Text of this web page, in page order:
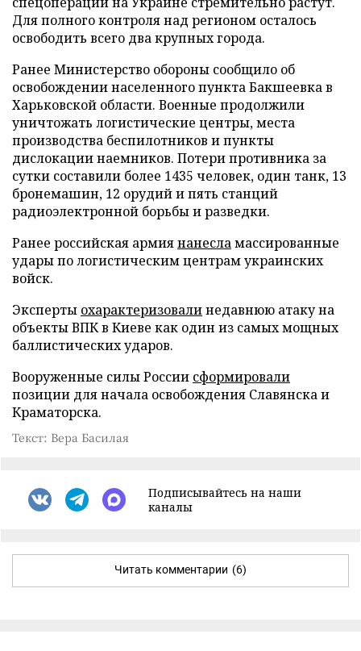
Для полного контроля над регионом осталось
освободить всего два крупных города.
Ранее Министерство обороны сообщило об
освобождении населенного пункта Бакшеевка в
Харьковской области. Военные продолжили
уничтожать логистические центры, места
производства беспилотников и пункты
дислокации наемников. Потери противника за
сутки составили более 1435 человек, один танк, 13
бронемашин, 12 орудий и пять станций
радиоэлектронной борьбы и разведки.
Ранее российская армиянанесламассированные
удары по логистическим центрам украинских
войск.
Эксперты охарактеризовалинедавнюю атаку на
объекты ВПК в Киеве как один из самых мощных
баллистических ударов.
Вооруженные силы России сформировали
позиции для начала освобождения Славянска и
Краматорска.
Текст: Вера Басилая
Подписывайтесь на наши
каналы
Читать комментарии (6)